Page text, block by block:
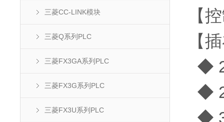
三菱CC-LINK模块
三菱Q系列PLC
三菱FX3GA系列PLC
三菱FX3G系列PLC
三菱FX3U系列PLC
【
【
◆
◆
◆